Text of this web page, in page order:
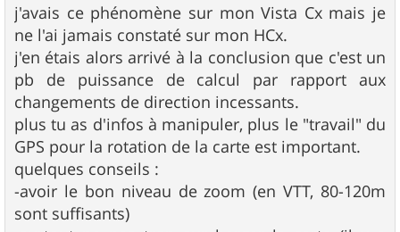
s
s
a
g
e
j'avais ce phénomène sur mon Vista Cx mais je
ne l'ai jamais constaté sur mon HCx.
j'en étais alors arrivé à la conclusion que c'est un
pb de puissance de calcul par rapport aux
changements de direction incessants.
plus tu as d'infos à manipuler, plus le "travail" du
GPS pour la rotation de la carte est important.
quelques conseils :
-avoir le bon niveau de zoom (en VTT, 80-120m
sont suffisants)